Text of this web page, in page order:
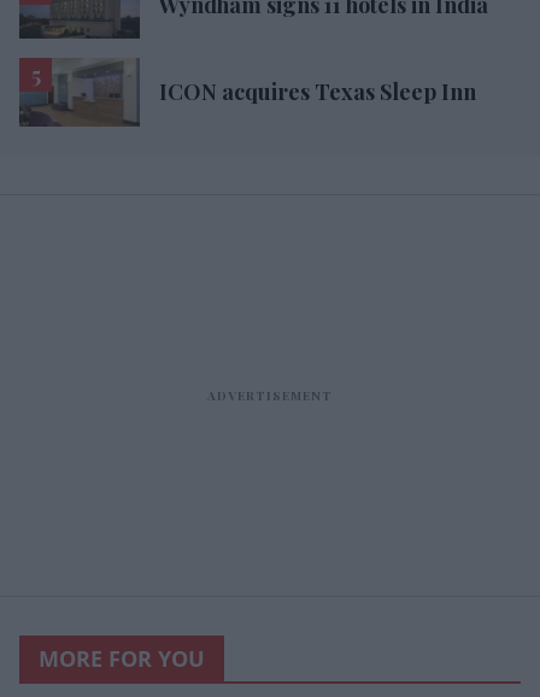
ICON acquires Texas Sleep Inn
MORE FOR YOU